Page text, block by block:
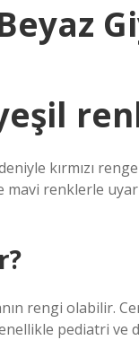
kırmızı
renklerle
rengi olabilir.
pediatri ve